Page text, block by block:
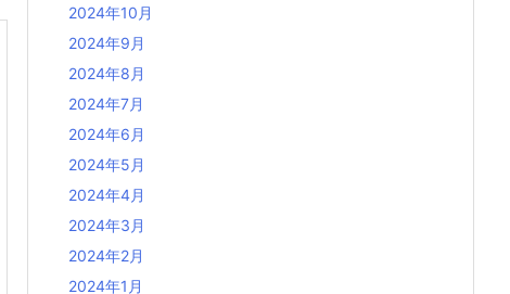
2024年10月
2024年9月
2024年8月
2024年7月
2024年6月
2024年5月
2024年4月
2024年3月
2024年2月
2024年1月